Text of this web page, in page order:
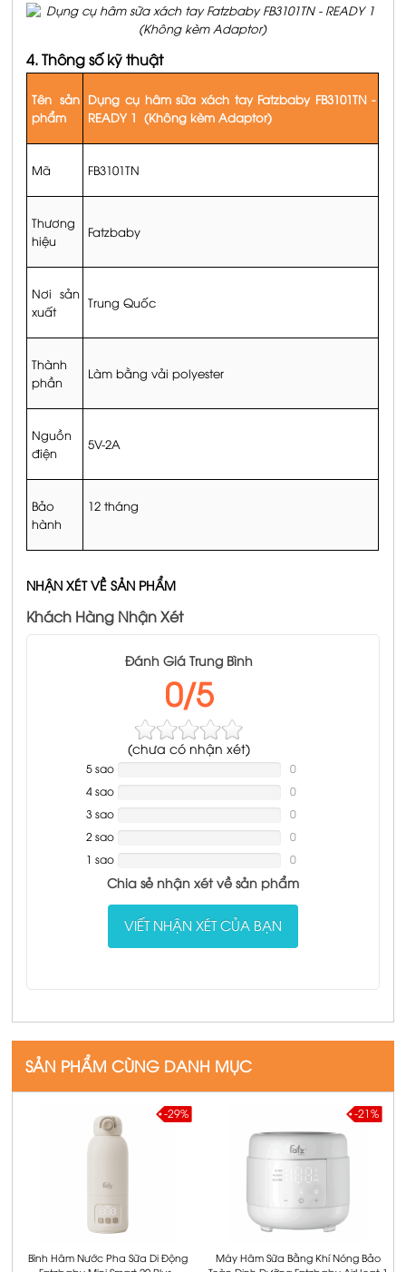
4. Thông số kỹ thuật
Tên sản
phẩm
Dụng cụ hâm sữa xách tay Fatzbaby FB3101TN -
READY 1 (Không kèm Adaptor)
Mã FB3101TN
Thương
hiệu
Fatzbaby
Nơi sản
xuất
Trung Quốc
Thành
phần
Làm bằng vải polyester
Nguồn
điện
5V-2A
Bảo
hành
12 tháng
NHẬN XÉT VỀ SẢN PHẨM
Khách Hàng Nhận Xét
Đánh Giá Trung Bình
0/5
(chưa có nhận xét)
5 sao
Complete
0
4 sao
Complete
0
3 sao
Complete
0
2 sao
Complete
0
1 sao
Complete
0
Chia sẻ nhận xét về sản phẩm
VIẾT NHẬN XÉT CỦA BẠN
SẢN PHẨM CÙNG DANH MỤC
Bình Hâm Nước Pha Sữa Di Động
-29%
Máy Hâm Sữa Bằng Khí Nóng Bảo
-21%